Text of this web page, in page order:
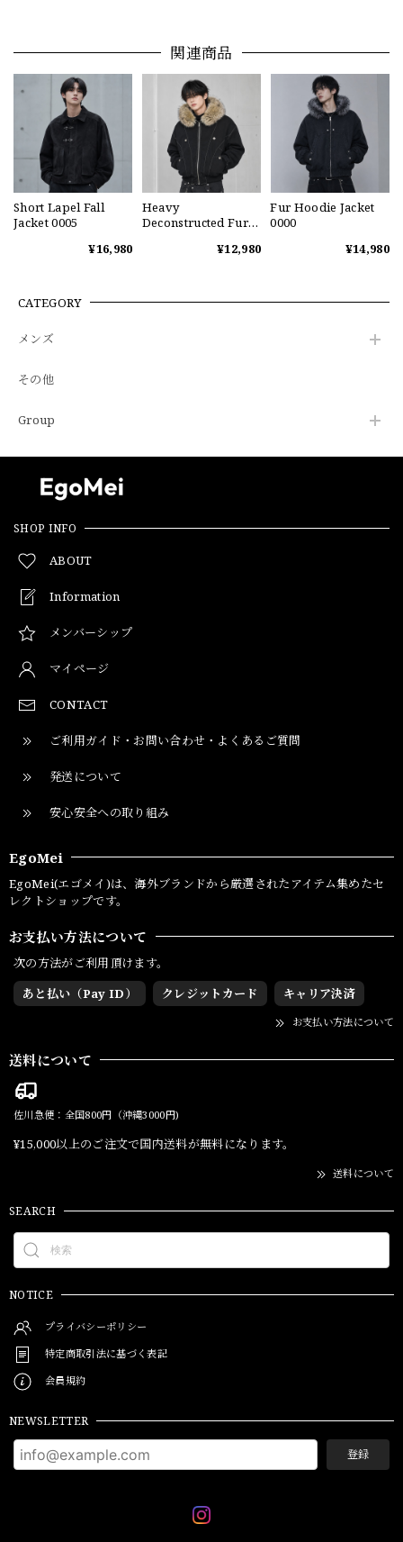
関連商品
Short Lapel Fall
Jacket 0005
¥16,980
Heavy
Deconstructed Fur
¥12,980
Fur Hoodie Jacket
0000
¥14,980
CATEGORY
メンズ
その他
Group
SHOP INFO
ABOUT
Information
メンバーシップ
マイページ
CONTACT
ご利用ガイド・お問い合わせ・よくあるご質問
発送について
安心安全への取り組み
EgoMei
EgoMei(エゴメイ)は、海外ブランドから厳選されたアイテム集めたセ
レクトショップです。
お支払い方法について
次の方法がご利用頂けます。
あと払い（Pay ID）
クレジットカード キャリア決済
お支払い方法について
送料について
佐川急便：全国800円（沖縄3000円)
¥15,000以上のご注文で国内送料が無料になります。
送料について
SEARCH
NOTICE
プライバシーポリシー
特定商取引法に基づく表記
会員規約
NEWSLETTER
登録